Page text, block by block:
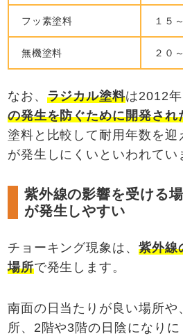
フッ素塗料 １５
無機塗料 ２０
なお 、 ラジカル塗料は2012年
の発生を防ぐために開発され
塗料と比較して耐用年数を
が発生しにくいといわれてい
紫外線の影響を受ける
が発生しやすい
チョーキング現象は、紫外線
場所で発生します。
南面の日当たりが良い場所や
所、2階や3階の日陰になり